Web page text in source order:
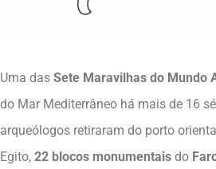
Uma das Sete Maravilhas do Mundo
do Mar Mediterrâneo há mais de 16
arqueólogos retiraram do porto
Egito, 22 blocos monumentais do